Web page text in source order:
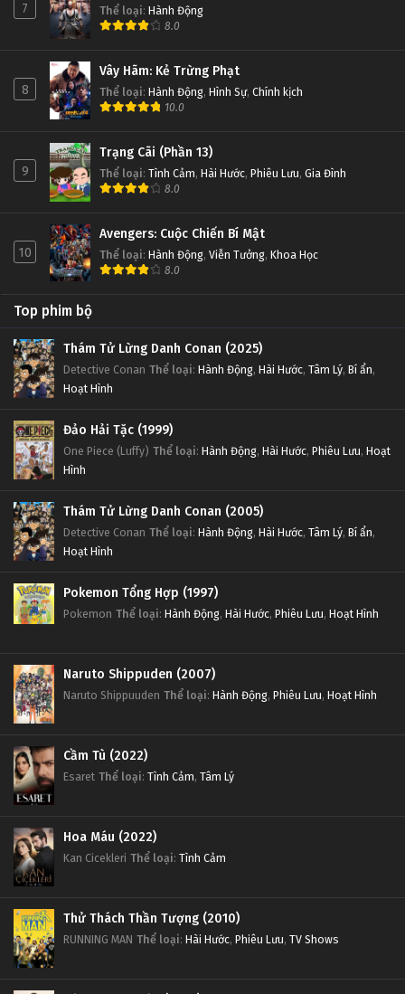
7 Thể loại: Hành Động
8.0
8
Vây Hãm: Kẻ Trừng Phạt
Thể loại: Hành Động, Hình Sự, Chính kịch
10.0
9
Trạng Cãi (Phần 13)
Thể loại: Tình Cảm, Hài Hước, Phiêu Lưu, Gia Đình
8.0
10
Avengers: Cuộc Chiến Bí Mật
Thể loại: Hành Động, Viễn Tưởng, Khoa Học
8.0
Top phim bộ
Thám Tử Lừng Danh Conan (2025)
Detective Conan Thể loại: Hành Động, Hài Hước, Tâm Lý, Bí ẩn,
Hoạt Hình
Đảo Hải Tặc (1999)
One Piece (Luffy) Thể loại: Hành Động, Hài Hước, Phiêu Lưu, Hoạt
Hình
Thám Tử Lừng Danh Conan (2005)
Detective Conan Thể loại: Hành Động, Hài Hước, Tâm Lý, Bí ẩn,
Hoạt Hình
Pokemon Tổng Hợp (1997)
Pokemon Thể loại: Hành Động, Hài Hước, Phiêu Lưu, Hoạt Hình
Naruto Shippuden (2007)
Naruto Shippuuden Thể loại: Hành Động, Phiêu Lưu, Hoạt Hình
Cầm Tù (2022)
Esaret Thể loại: Tình Cảm, Tâm Lý
Hoa Máu (2022)
Kan Cicekleri Thể loại: Tình Cảm
Thử Thách Thần Tượng (2010)
RUNNING MAN Thể loại: Hài Hước, Phiêu Lưu, TV Shows